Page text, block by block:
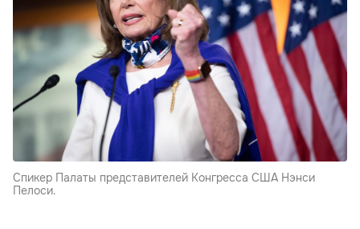
Спикер Палаты представителей Конгресса США Нэнси
Пелоси.